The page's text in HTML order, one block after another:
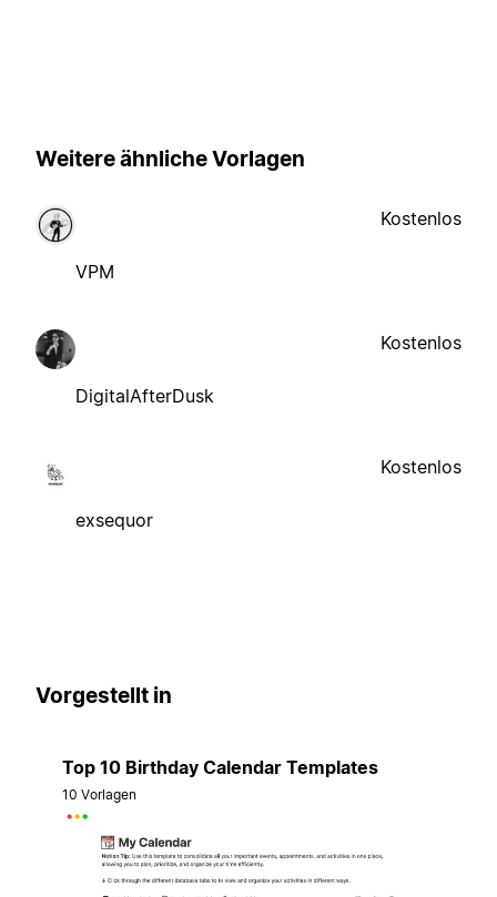
Weitere ähnliche Vorlagen
VPM
Kostenlos
DigitalAfterDusk
Kostenlos
exsequor
Kostenlos
Vorgestellt in
Top 10 Birthday Calendar Templates
10 Vorlagen